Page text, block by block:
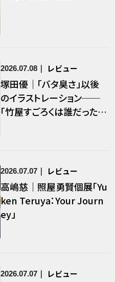
2026.07.08 レビュー
塚田優｜「バタ臭さ」以後
のイラストレーション──
「竹屋すごろくは誰だったの
2026.07.07 レビュー
高嶋慈｜照屋勇賢個展「Yu
ken Teruya：Your Journ
ey」
2026.07.07 レビュー